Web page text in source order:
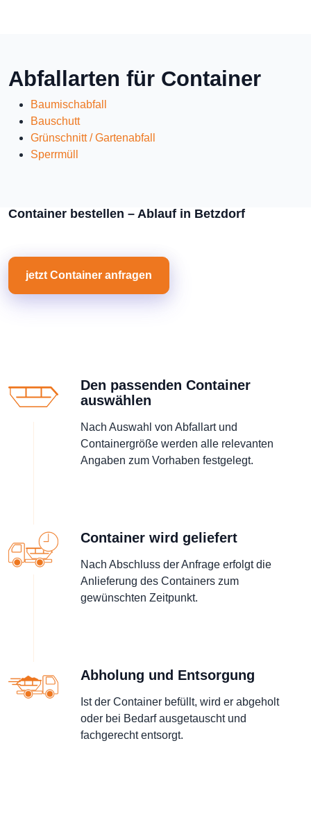
Abfallarten für Container
Baumischabfall
Bauschutt
Grünschnitt / Gartenabfall
Sperrmüll
Container bestellen – Ablauf in Betzdorf
jetzt Container anfragen
Den passenden Container
auswählen
Nach Auswahl von Abfallart und
Containergröße werden alle relevanten
Angaben zum Vorhaben festgelegt.
Container wird geliefert
Nach Abschluss der Anfrage erfolgt die
Anlieferung des Containers zum
gewünschten Zeitpunkt.
Abholung und Entsorgung
Ist der Container befüllt, wird er abgeholt
oder bei Bedarf ausgetauscht und
fachgerecht entsorgt.